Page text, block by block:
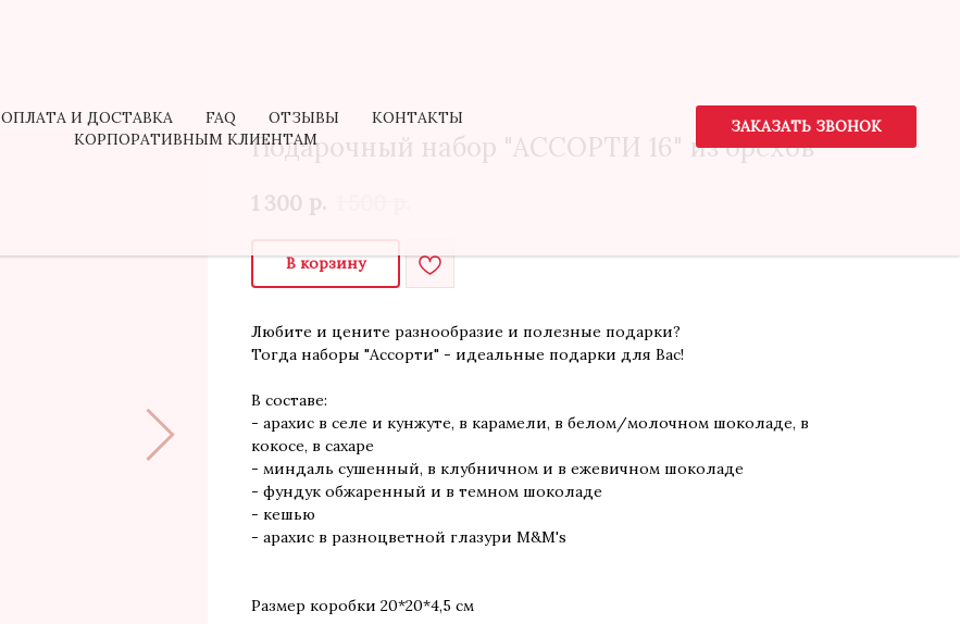
ОПЛАТА И ДОСТАВКА FAQ ОТЗЫВЫ
КОНТАКТЫ
КОРПОРАТИВНЫМ КЛИЕНТАМ
ЗАКАЗАТЬ ЗВОНОК
Подарочный набор "АССОРТИ 16" из орехов
1 300 р.
В корзину
Любите и цените разнообразие и полезные подарки?
Тогда наборы "Ассорти" - идеальные подарки для Вас!
В составе:
- арахис в селе и кунжуте, в карамели, в белом/молочном шоколаде, в
кокосе, в сахаре
- миндаль сушенный, в клубничном и в ежевичном шоколаде
- фундук обжаренный и в темном шоколаде
- кешью
- арахис в разноцветной глазури M&M's
Размер коробки 20*20*4,5 см